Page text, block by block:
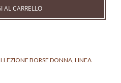
AL CARRELLO
BORSE DONNA, LINEA